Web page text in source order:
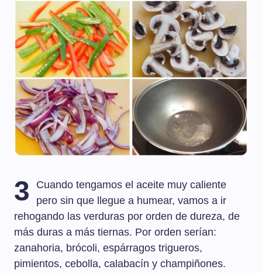
3
Cuando tengamos el aceite muy caliente
pero sin que llegue a humear, vamos a ir
rehogando las verduras por orden de dureza, de
más duras a más tiernas. Por orden serían:
zanahoria, brócoli, espárragos trigueros,
pimientos, cebolla, calabacín y champiñones.